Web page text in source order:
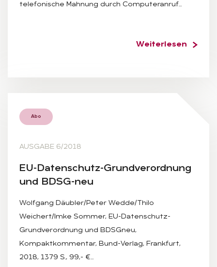
telefonische Mahnung durch Computeranruf…
Weiterlesen
Abo
AUSGABE 6/2018
EU-Da­ten­schutz-Grund­ver­ord­nung
und BDSG-neu
Wolfgang Däubler/Peter Wedde/Thilo
Weichert/Imke Sommer, EU-Datenschutz-
Grundverordnung und BDSGneu,
Kompaktkommentar, Bund-Verlag, Frankfurt,
2018, 1379 S., 99,- €…